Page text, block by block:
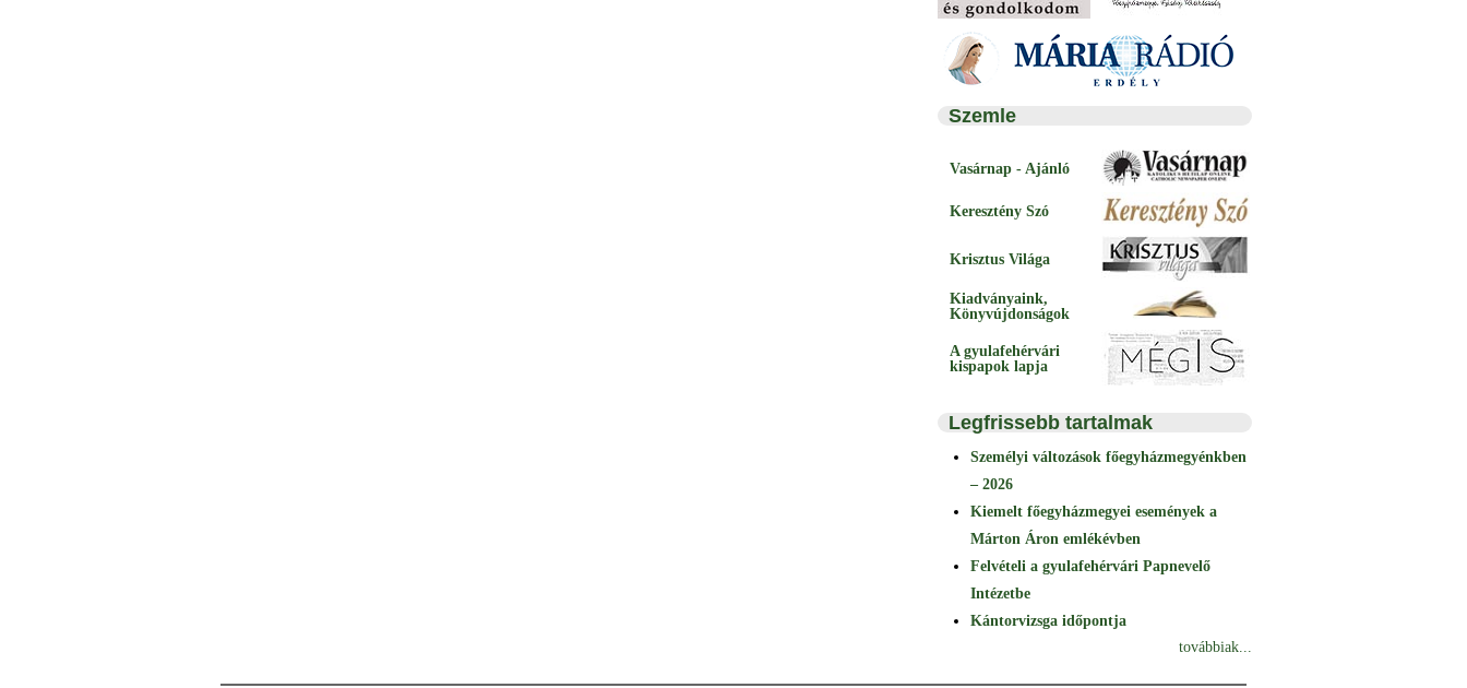
Szemle
Vasárnap - Ajánló
Keresztény Szó
Krisztus Világa
Kiadványaink,
Könyvújdonságok
A gyulafehérvári
kispapok lapja
Legfrissebb tartalmak
Személyi változások főegyházmegyénkben
– 2026
Kiemelt főegyházmegyei események a
Márton Áron emlékévben
Felvételi a gyulafehérvári Papnevelő
Intézetbe
Kántorvizsga időpontja
továbbiak...